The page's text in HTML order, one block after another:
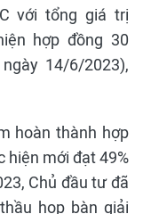
với tổng giá trị
hợp đồng 30
14/6/2023),
hoàn thành hợp
hiện mới đạt 49%
Chủ đầu tư đã
họp bàn giải